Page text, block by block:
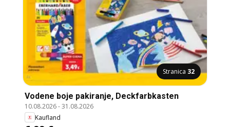
Stranica 32
Vodene boje pakiranje, Deckfarbkasten
10.08.2026-31.08.2026
Kaufland